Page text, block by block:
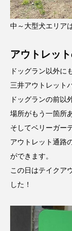
中～大型犬エリア
アウトレッ
ドッグラン以外に
三井アウトレット
ドッグランの前以
場所がもう一箇所
そしてベリーガー
アウトレット通路
ができます。
この日はテイクア
した！